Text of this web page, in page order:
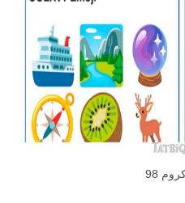
98